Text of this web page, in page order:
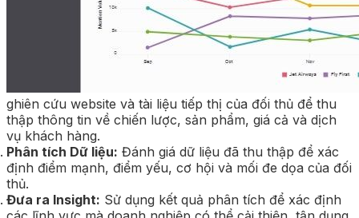
ghiên cứu website và tài liệu tiếp thị của đối thủ để thu
thập thông tin về chiến lược, sản phẩm, giá cả và dịch
vụ khách hàng.
Phân tích Dữ liệu: Đánh giá dữ liệu đã thu thập để xác
định điểm mạnh, điểm yếu, cơ hội và mối đe dọa của đối
thủ.
Đưa ra Insight: Sử dụng kết quả phân tích để xác định